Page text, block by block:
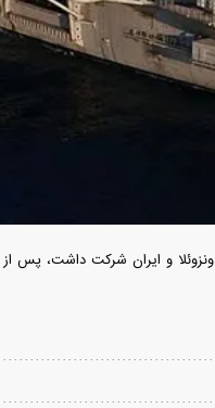
ونزوئلا و ایران شرکت داشت، پس